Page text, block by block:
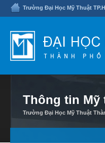
Trường Đại Học Mỹ Thuật
Thông tin Mỹ
Trường Đại Học Mỹ Thuật